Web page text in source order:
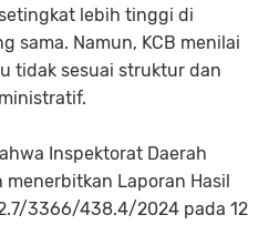
lebih tinggi di
sama. Namun, KCB menilai
tidak sesuai struktur dan
Inspektorat Daerah
Laporan Hasil
3366/438.4/2024 pada 12